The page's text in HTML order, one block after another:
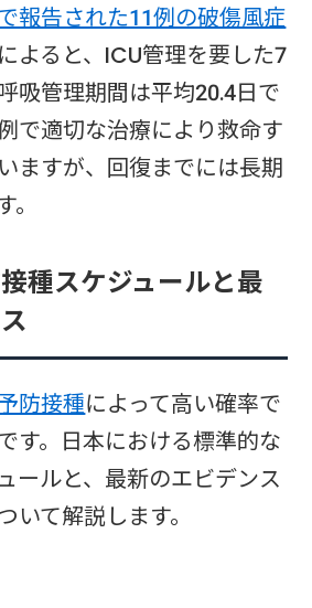
報告された11例の破傷風症
によると、ICU管理を要した7
吸管理期間は平均20.4日で
で適切な治療により救命す
ますが、回復までには長期
種スケジュールと最
防接種によって高い確率で
す。日本における標準的な
ールと、最新のエビデンス
いて解説します。